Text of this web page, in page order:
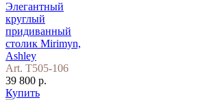
Элегантный
круглый
придиванный
столик Mirimyn,
Ashley
Art. T505-106
39 800 р.
Купить